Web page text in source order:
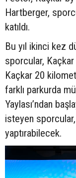
Hartberger,
katıldı.
Bu yıl ikinci kez
sporcular,
Kaçkar 20
farklı parkurda
Yaylası’ndan
isteyen
yaptırabilecek.